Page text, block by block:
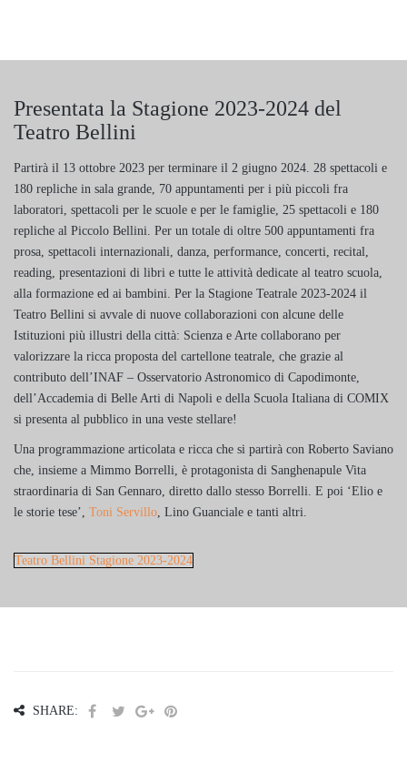
Presentata la Stagione 2023-2024 del
Teatro Bellini
Partirà il 13 ottobre 2023 per terminare il 2 giugno 2024. 28 spettacoli e
180 repliche in sala grande, 70 appuntamenti per i più piccoli fra
laboratori, spettacoli per le scuole e per le famiglie, 25 spettacoli e 180
repliche al Piccolo Bellini. Per un totale di oltre 500 appuntamenti fra
prosa, spettacoli internazionali, danza, performance, concerti, recital,
reading, presentazioni di libri e tutte le attività dedicate al teatro scuola,
alla formazione ed ai bambini. Per la Stagione Teatrale 2023-2024 il
Teatro Bellini si avvale di nuove collaborazioni con alcune delle
Istituzioni più illustri della città: Scienza e Arte collaborano per
valorizzare la ricca proposta del cartellone teatrale, che grazie al
contributo dell’INAF – Osservatorio Astronomico di Capodimonte,
dell’Accademia di Belle Arti di Napoli e della Scuola Italiana di COMIX
si presenta al pubblico in una veste stellare!
Una programmazione articolata e ricca che si partirà con Roberto Saviano
che, insieme a Mimmo Borrelli, è protagonista di Sanghenapule Vita
straordinaria di San Gennaro, diretto dallo stesso Borrelli. E poi ‘Elio e
le storie tese’, Toni Servillo, Lino Guanciale e tanti altri.
Teatro Bellini Stagione 2023-2024
SHARE: